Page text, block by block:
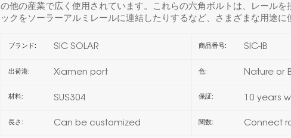
の他の産業で広く使用されています。これらの六角ボルトは、レールを
ックをソーラーアルミレールに連結したりするなど、さまざまな用途に
ブランド: SIC SOLAR 商品番号: SIC-IB
出荷港: Xiamen port 色: Nature or
材料: SUS304 保証: 10 years
長さ: Can be customized 関数: Connect